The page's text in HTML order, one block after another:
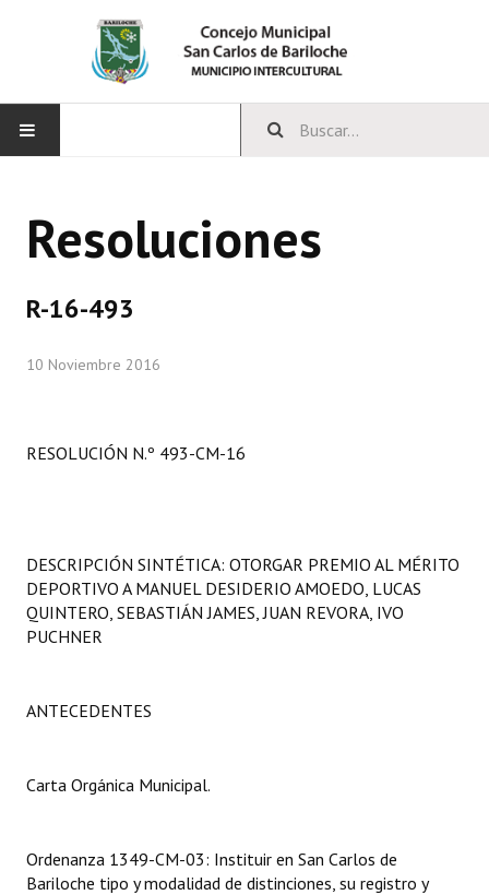
CONCEJO
Concejales Mandato Cumplido
LEGISLACIÓN
Constitución Nacional
Digesto
DOCUMENTOS
Resoluciones
R-16-493
10 Noviembre 2016
RESOLUCIÓN N.º 493-CM-16
DESCRIPCIÓN SINTÉTICA: OTORGAR PREMIO AL MÉRITO
DEPORTIVO A MANUEL DESIDERIO AMOEDO, LUCAS
QUINTERO, SEBASTIÁN JAMES, JUAN REVORA, IVO
PUCHNER
ANTECEDENTES
Carta Orgánica Municipal.
Ordenanza 1349-CM-03: Instituir en San Carlos de
Bariloche tipo y modalidad de distinciones, su registro y